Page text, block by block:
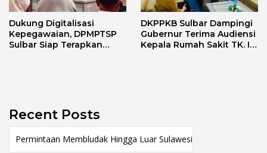
Dukung Digitalisasi
Kepegawaian, DPMPTSP
Sulbar Siap Terapkan
DKPPKB Sulbar Dampingi
Gubernur Terima Audiensi
Kepala Rumah Sakit TK. III
Recent Posts
Permintaan Membludak Hingga Luar Sulawesi